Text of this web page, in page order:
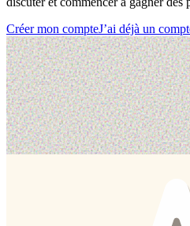
Créer mon compteJ’ai déjà un